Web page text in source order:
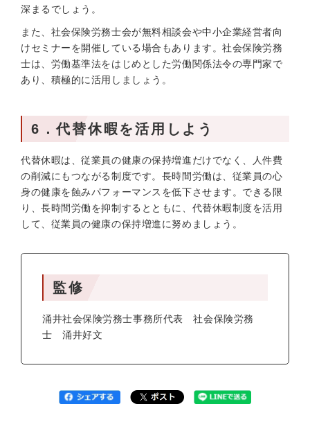
深まるでしょう。
また、社会保険労務士会が無料相談会や中小企業経営者向
けセミナーを開催している場合もあります。社会保険労務
士は、労働基準法をはじめとした労働関係法令の専門家で
あり、積極的に活用しましょう。
6．代替休暇を活用しよう
代替休暇は、従業員の健康の保持増進だけでなく、人件費
の削減にもつながる制度です。長時間労働は、従業員の心
身の健康を蝕みパフォーマンスを低下させます。できる限
り、長時間労働を抑制するとともに、代替休暇制度を活用
して、従業員の健康の保持増進に努めましょう。
監修
涌井社会保険労務士事務所代表 社会保険労務
士 涌井好文